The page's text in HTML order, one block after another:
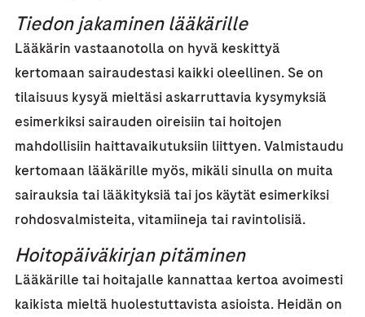
Tiedon jakaminen lääkärille
Lääkärin vastaanotolla on hyvä keskittyä
kertomaan sairaudestasi kaikki oleellinen. Se on
tilaisuus kysyä mieltäsi askarruttavia kysymyksiä
esimerkiksi sairauden oireisiin tai hoitojen
mahdollisiin haittavaikutuksiin liittyen. Valmistaudu
kertomaan lääkärille myös, mikäli sinulla on muita
sairauksia tai lääkityksiä tai jos käytät esimerkiksi
rohdosvalmisteita, vitamiineja tai ravintolisiä.
Hoitopäiväkirjan pitäminen
Lääkärille tai hoitajalle kannattaa kertoa avoimesti
kaikista mieltä huolestuttavista asioista. Heidän on